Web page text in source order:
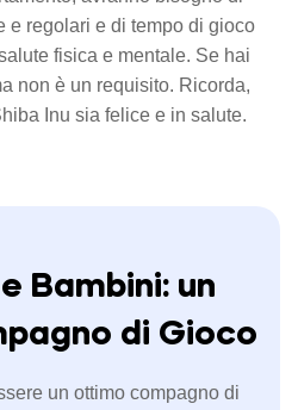
e regolari e di tempo di gioco
fisica e mentale. Se hai
non è un requisito. Ricorda,
Inu sia felice e in salute.
Bambini: un
di Gioco
un ottimo compagno di